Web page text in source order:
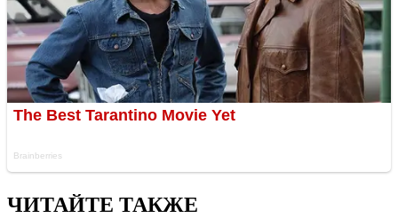
ЧИТАЙТЕ ТАКЖЕ